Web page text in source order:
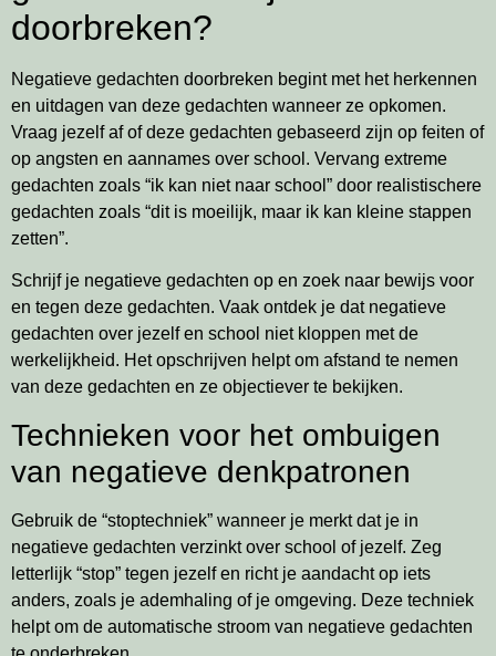
doorbreken?
Negatieve gedachten doorbreken begint met het herkennen
en uitdagen van deze gedachten wanneer ze opkomen.
Vraag jezelf af of deze gedachten gebaseerd zijn op feiten of
op angsten en aannames over school. Vervang extreme
gedachten zoals “ik kan niet naar school” door realistischere
gedachten zoals “dit is moeilijk, maar ik kan kleine stappen
zetten”.
Schrijf je negatieve gedachten op en zoek naar bewijs voor
en tegen deze gedachten. Vaak ontdek je dat negatieve
gedachten over jezelf en school niet kloppen met de
werkelijkheid. Het opschrijven helpt om afstand te nemen
van deze gedachten en ze objectiever te bekijken.
Technieken voor het ombuigen
van negatieve denkpatronen
Gebruik de “stoptechniek” wanneer je merkt dat je in
negatieve gedachten verzinkt over school of jezelf. Zeg
letterlijk “stop” tegen jezelf en richt je aandacht op iets
anders, zoals je ademhaling of je omgeving. Deze techniek
helpt om de automatische stroom van negatieve gedachten